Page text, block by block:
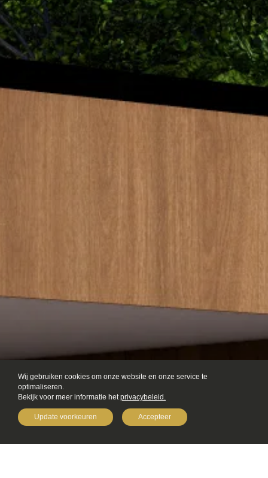
Wij gebruiken cookies om onze website en onze service te
optimaliseren.
Bekijk voor meer informatie het privacybeleid.
Update voorkeuren Accepteer
MAAK EEN AFSPRAAK